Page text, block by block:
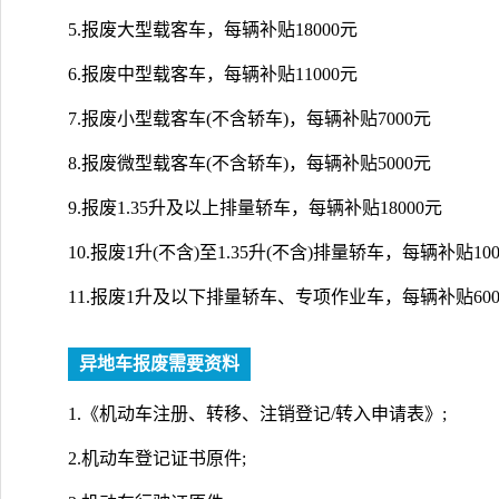
5.报废大型载客车，每辆补贴18000元
6.报废中型载客车，每辆补贴11000元
7.报废小型载客车(不含轿车)，每辆补贴7000元
8.报废微型载客车(不含轿车)，每辆补贴5000元
9.报废1.35升及以上排量轿车，每辆补贴18000元
10.报废1升(不含)至1.35升(不含)排量轿车，每辆补贴
11.报废1升及以下排量轿车、专项作业车，每辆补贴
异地车报废需要资料
1.《机动车注册、转移、注销登记/转入申请表》;
2.机动车登记证书原件;